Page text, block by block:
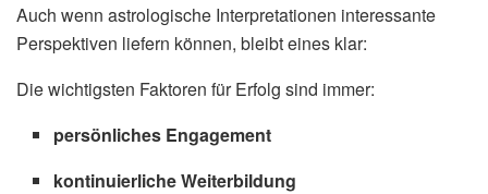
Auch wenn astrologische Interpretationen interessante
Perspektiven liefern können, bleibt eines klar:
Die wichtigsten Faktoren für Erfolg sind immer:
persönliches Engagement
kontinuierliche Weiterbildung